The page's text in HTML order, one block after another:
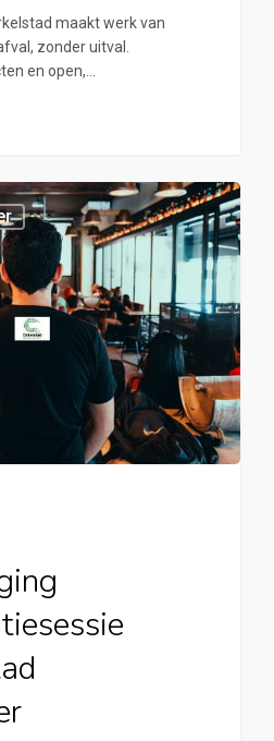
maakt werk van
zonder uitval.
en open,…